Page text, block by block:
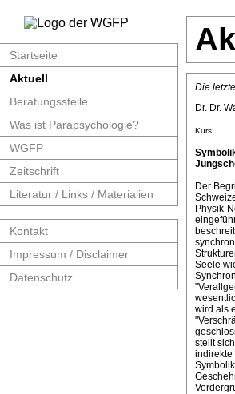
Startseite
Aktuell
Beratungsstelle
Was ist Parapsychologie?
WGFP
Zeitschrift
Literatur / Links / Materialien
Kontakt
Impressum / Disclaimer
Datenschutz
Die
Dr. Dr.
Kurs:
Der
Physik-
Seele
wird als
stellt
indirekte